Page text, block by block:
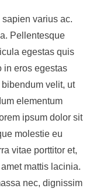
varius ac.
Pellentesque
egestas quis
in eros egestas
velit, ut
elementum
ipsum dolor sit
molestie eu
vitae porttitor et,
mattis lacinia.
nec, dignissim